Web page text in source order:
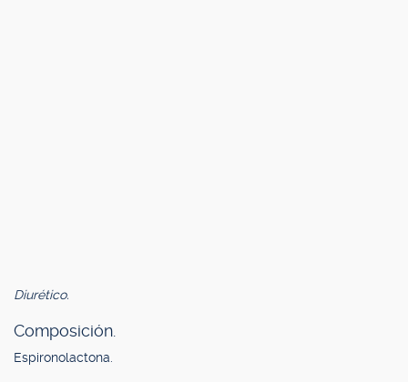
Diurético.
Composición.
Espironolactona.